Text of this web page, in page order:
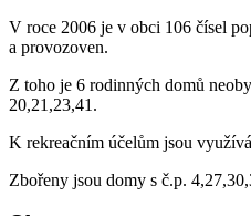
V roce 2006 je v obci 106 čísel
a provozoven.
Z toho je 6 rodinných domů
20,21,23,41.
K rekreačním účelům jsou
Zbořeny jsou domy s č.p.